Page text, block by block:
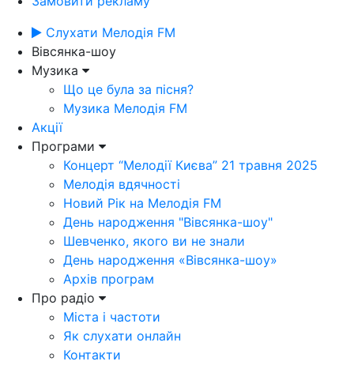
Слухати Мелодія FM
Вівсянка-шоу
Музика
Що це була за пісня?
Музика Мелодія FM
Акції
Програми
Концерт “Мелодії Києва” 21 травня 2025
Мелодія вдячності
Новий Рік на Мелодія FM
День народження "Вівсянка-шоу"
Шевченко, якого ви не знали
День народження «Вівсянка-шоу»
Архів програм
Про радіо
Міста і частоти
Як слухати онлайн
Контакти